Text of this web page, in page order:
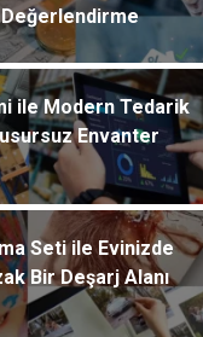
ile Modern Tedarik
Envanter
Seti ile Evinizde
Bir Deşarj Alanı